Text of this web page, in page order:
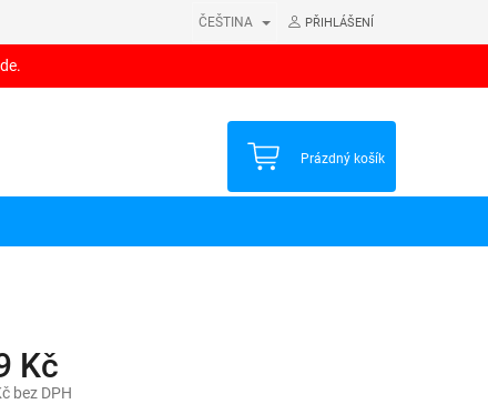
ČEŠTINA PŘIHLÁŠENÍ
NÁKUPNÍ
Prázdný košík
Kč
bez DPH